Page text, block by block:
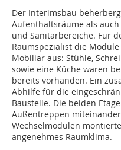
Der Interimsbau
Aufenthaltsräume als
und Sanitärbereiche. Für
Raumspezialist die
Mobiliar aus: Stühle,
sowie eine Küche waren
bereits vorhanden. Ein
Abhilfe für die
Baustelle. Die beiden
Außentreppen
Wechselmodulen
angenehmes Raumklima.